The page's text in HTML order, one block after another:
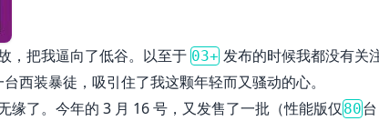
，把我逼向了低谷。以至于 03+发布的时候我都没有关注
西装暴徒，吸引住了我这颗年轻而又骚动的心。
了。今年的 3 月 16 号，又发售了一批（性能版仅80